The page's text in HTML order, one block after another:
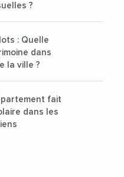
?
: Quelle
dans
la ville ?
fait
dans les